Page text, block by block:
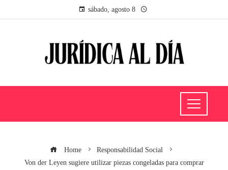
sábado, agosto 8
Home
Responsabilidad Social
Von der Leyen sugiere utilizar piezas congeladas para comprar